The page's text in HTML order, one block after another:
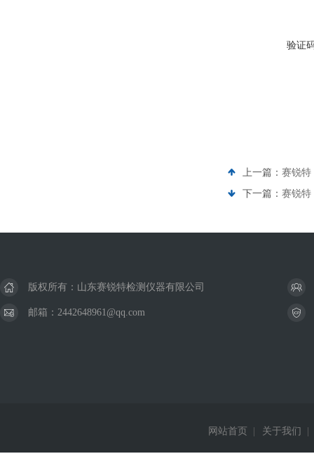
验证
上一篇： 赛锐特
下一篇： 赛锐特
版权所有：山东赛锐特检测仪器有限公司
邮箱：2442648961@qq.com
网站首页 关于我们